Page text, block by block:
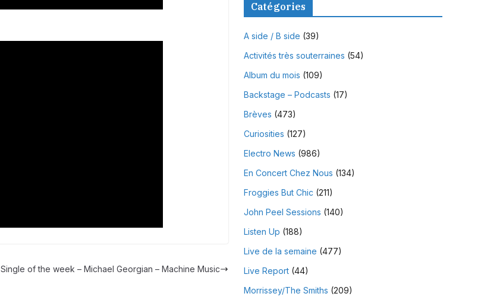
Single of the week – Michael Georgian – Machine Music
Catégories
A side / B side (39)
Activités très souterraines (54)
Album du mois (109)
Backstage – Podcasts (17)
Brèves (473)
Curiosities (127)
Electro News (986)
En Concert Chez Nous (134)
Froggies But Chic (211)
John Peel Sessions (140)
Listen Up (188)
Live de la semaine (477)
Live Report(44)
Morrissey/The Smiths (209)